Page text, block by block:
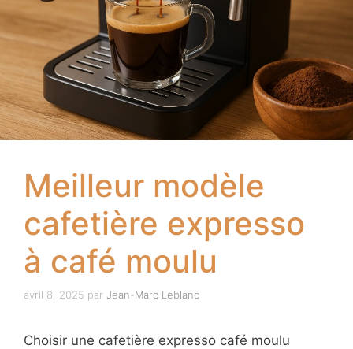
Meilleur modèle
cafetière expresso
à café moulu
avril 8, 2025 par Jean-Marc Leblanc
Choisir une cafetière expresso café moulu